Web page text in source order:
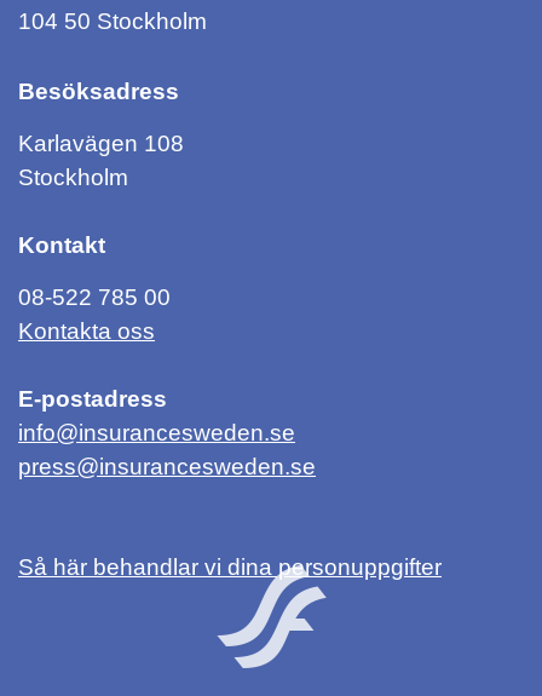
104 50 Stockholm
Besöksadress
Karlavägen 108
Stockholm
Kontakt
08-522 785 00
Kontakta oss
E-postadress
info@insurancesweden.se
press@insurancesweden.se
Så här behandlar vi dina personuppgifter